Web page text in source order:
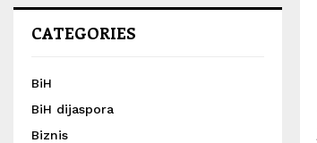
CATEGORIES
BiH
BiH dijaspora
Biznis